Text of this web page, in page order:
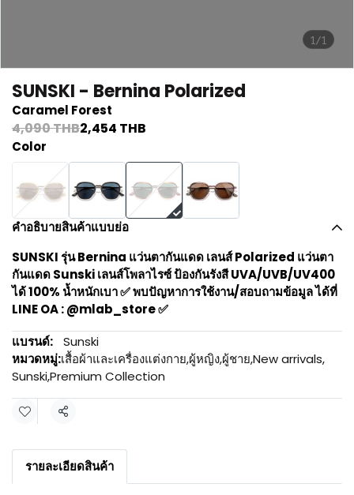
1/1
SUNSKI - Bernina Polarized
Caramel Forest
4,090 THB2,454 THB
Color
คำอธิบายสินค้าแบบย่อ
SUNSKI รุ่น Bernina แว่นตากันแดด เลนส์ Polarized แว่นตา
กันแดด Sunski เลนส์โพลาไรซ์ ป้องกันรังสี UVA/UVB/UV400
ได้ 100% น้ำหนักเบา ✅ พบปัญหาการใช้งาน/สอบถามข้อมูล ได้ที่
LINE OA : @mlab_store ✅
แบรนด์:
Sunski
หมวดหมู่:เสื้อผ้าและเครื่องแต่งกาย,ผู้หญิง,ผู้ชาย,New arrivals,
Sunski,Premium Collection
แชร์
รายละเอียดสินค้า